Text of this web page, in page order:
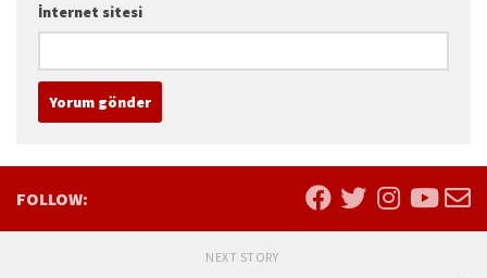
İnternet sitesi
FOLLOW:
NEXT STORY